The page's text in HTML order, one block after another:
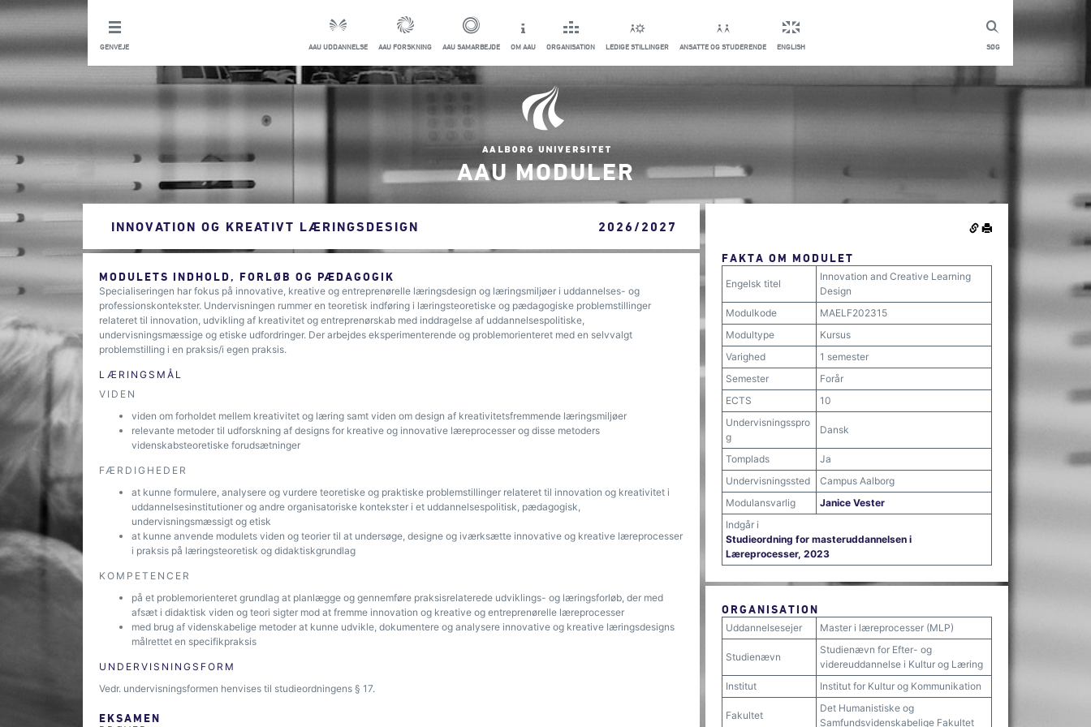
SØG
GENVEJE AAU UDDANNELSE AAU FORSKNING AAU SAMARBEJDE OM AAU ORGANISATION LEDIGE STILLINGER ANSATTE OG STUDERENDE ENGLISH
AAU MODULER
INNOVATION OG KREATIVT LÆRINGSDESIGN 2026/2027
MODULETS INDHOLD, FORLØB OG PÆDAGOGIK
Specialiseringen har fokus på innovative, kreative og entreprenørelle læringsdesign og læringsmiljøer i uddannelses- og
professionskontekster. Undervisningen rummer en teoretisk indføring i læringsteoretiske og pædagogiske problemstillinger
relateret til innovation, udvikling af kreativitet og entreprenørskab med inddragelse af uddannelsespolitiske,
undervisningsmæssige og etiske udfordringer. Der arbejdes eksperimenterende og problemorienteret med en selvvalgt
problemstilling i en praksis/i egen praksis.
LÆRINGSMÅL
VIDEN
viden om forholdet mellem kreativitet og læring samt viden om design af kreativitetsfremmende læringsmiljøer
relevante metoder til udforskning af designs for kreative og innovative læreprocesser og disse metoders
videnskabsteoretiske forudsætninger
FÆRDIGHEDER
at kunne formulere, analysere og vurdere teoretiske og praktiske problemstillinger relateret til innovation og kreativitet i
uddannelsesinstitutioner og andre organisatoriske kontekster i et uddannelsespolitisk, pædagogisk,
undervisningsmæssigt og etisk
at kunne anvende modulets viden og teorier til at undersøge, designe og iværksætte innovative og kreative læreprocesser
i praksis på læringsteoretisk og didaktiskgrundlag
KOMPETENCER
på et problemorienteret grundlag at planlægge og gennemføre praksisrelaterede udviklings- og læringsforløb, der med
afsæt i didaktisk viden og teori sigter mod at fremme innovation og kreative og entreprenørelle læreprocesser
med brug af videnskabelige metoder at kunne udvikle, dokumentere og analysere innovative og kreative læringsdesigns
målrettet en specifikpraksis
UNDERVISNINGSFORM
Vedr. undervisningsformen henvises til studieordningens § 17.
EKSAMEN
FAKTA OM MODULET
Engelsk titel
Innovation and Creative Learning
Design
Modulkode
MAELF202315
Modultype
Kursus
Varighed
1 semester
Semester
Forår
ECTS
10
Undervisningsspro
g
Dansk
Tomplads
Ja
Undervisningssted
Campus Aalborg
Modulansvarlig
Janice Vester
Indgår i
Studieordning for masteruddannelsen i
Læreprocesser, 2023
ORGANISATION
Uddannelsesejer Master i læreprocesser (MLP)
Studienævn
Studienævn for Efter- og
videreuddannelse i Kultur og Læring
Institut
Institut for Kultur og Kommunikation
Fakultet
Det Humanistiske og
Samfundsvidenskabelige Fakultet